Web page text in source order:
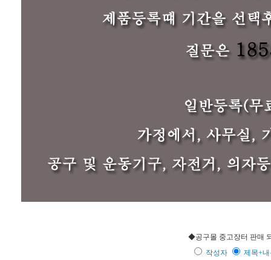
◆공구몰 중고장터 판매
작성자
제목+